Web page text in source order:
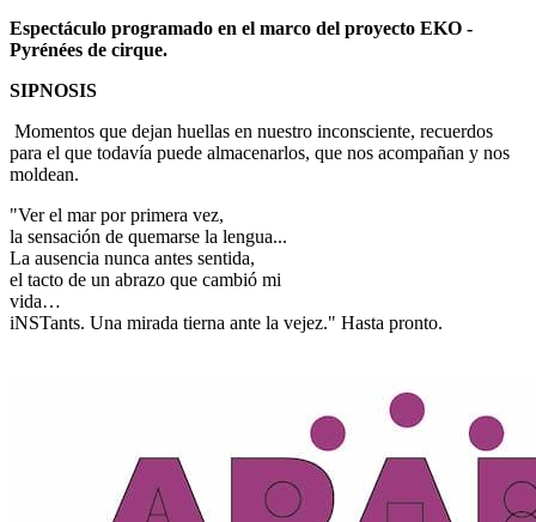
Espectáculo programado en el marco del proyecto EKO -
Pyrénées de cirque.
SIPNOSIS
Momentos que dejan huellas en nuestro inconsciente, recuerdos
para el que todavía puede almacenarlos, que nos acompañan y nos
moldean.
"Ver el mar por primera vez,
la sensación de quemarse la lengua...
La ausencia nunca antes sentida,
el tacto de un abrazo que cambió mi
vida…
iNSTants. Una mirada tierna ante la vejez." Hasta pronto.